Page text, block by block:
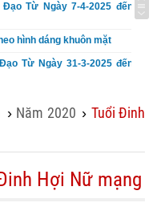
Từ Ngày 7-4-2025 đến
hình dáng khuôn mặt
Từ Ngày 31-3-2025 đến
› Năm 2020 › Tuổi Đinh
Hợi Nữ mạng